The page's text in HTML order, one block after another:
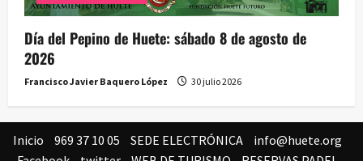
Día del Pepino de Huete: sábado 8 de agosto de
2026
Francisco Javier Baquero López 30 julio 2026
Inicio 969 37 10 05 SEDE ELECTRÓNICA
info@huete.org